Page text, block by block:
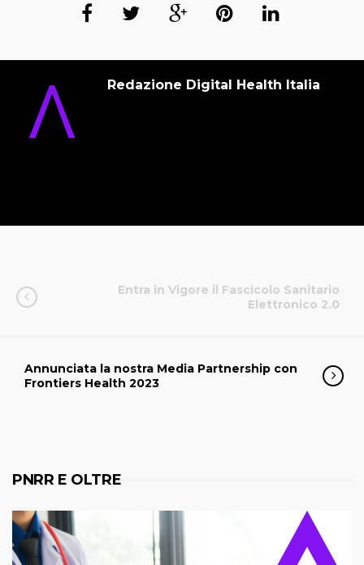
Redazione Digital Health Italia
Entra in Vigore il Fascicolo Sanitario
Elettronico 2.0
Annunciata la nostra Media Partnership con
Frontiers Health 2023
PNRR E OLTRE